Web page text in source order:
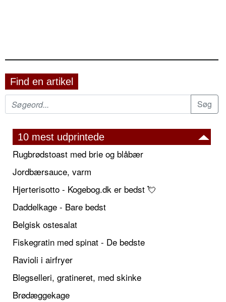
Find en artikel
10 mest udprintede
Rugbrødstoast med brie og blåbær
Jordbærsauce, varm
Hjerterisotto - Kogebog.dk er bedst 💘
Daddelkage - Bare bedst
Belgisk ostesalat
Fiskegratin med spinat - De bedste
Ravioli i airfryer
Blegselleri, gratineret, med skinke
Brødæggekage